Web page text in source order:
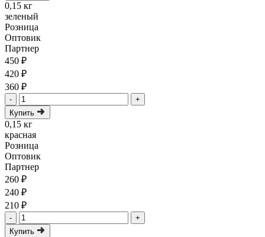
0,15 кг
зеленый
Розница
Оптовик
Партнер
450 ₽
420 ₽
360 ₽
-
+
Купить
0,15 кг
красная
Розница
Оптовик
Партнер
260 ₽
240 ₽
210 ₽
-
+
Купить